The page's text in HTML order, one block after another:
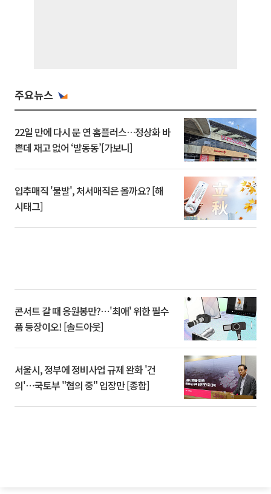
주요뉴스
22일 만에 다시 문 연 홈플러스…정상화 바
쁜데 재고 없어 ‘발동동’[가보니]
입추매직 '불발', 처서매직은 올까요? [해
시태그]
콘서트 갈 때 응원봉만?⋯'최애' 위한 필수
품 등장이오! [솔드아웃]
서울시, 정부에 정비사업 규제 완화 '건
의'⋯국토부 "협의 중" 입장만 [종합]